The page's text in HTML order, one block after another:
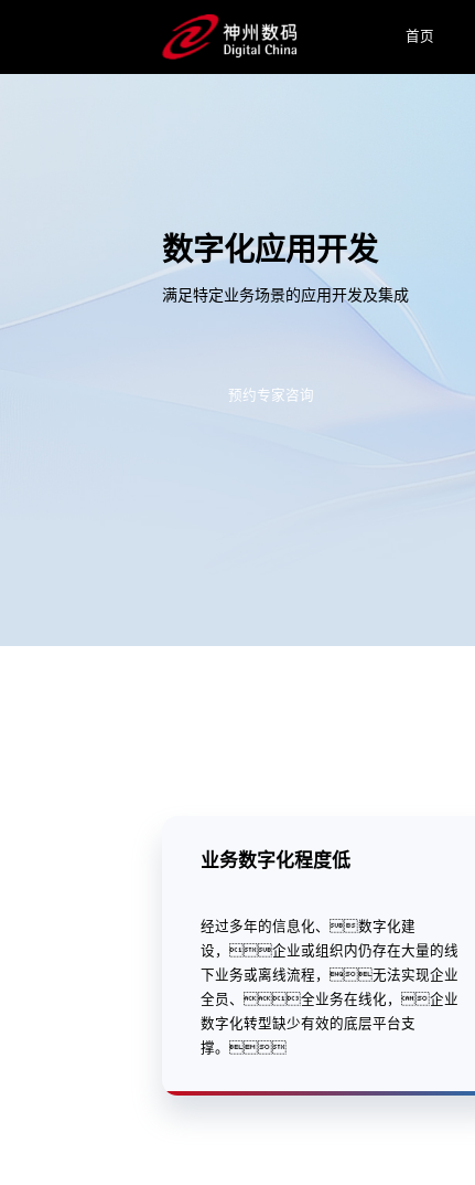
首页
数字化应用开发
满足特定业务场景的应用开发及集成
预约专家咨询
业务数字化程度低
经过多年的信息化、数字化建
设，企业或组织内仍存在大量的线
下业务或离线流程，无法实现企业
全员、全业务在线化，企业
数字化转型缺少有效的底层平台支
撑。